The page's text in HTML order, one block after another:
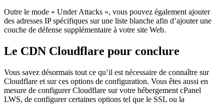
Outre le mode « Under Attacks », vous pouvez également ajouter
des adresses IP spécifiques sur une liste blanche afin d’ajouter une
couche de défense supplémentaire à votre site Web.
Le CDN Cloudflare pour conclure
Vous savez désormais tout ce qu’il est nécessaire de connaître sur
Cloudflare et sur ces options de configuration. Vous êtes aussi en
mesure de configurer Cloudflare sur votre hébergement cPanel
LWS, de configurer certaines options tel que le SSL ou la